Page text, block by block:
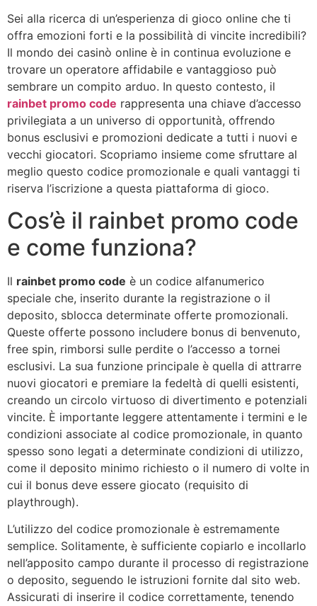
Sei alla ricerca di un’esperienza di gioco online che ti
offra emozioni forti e la possibilità di vincite incredibili?
Il mondo dei casinò online è in continua evoluzione e
trovare un operatore affidabile e vantaggioso può
sembrare un compito arduo. In questo contesto, il
rainbet promo code rappresenta una chiave d’accesso
privilegiata a un universo di opportunità, offrendo
bonus esclusivi e promozioni dedicate a tutti i nuovi e
vecchi giocatori. Scopriamo insieme come sfruttare al
meglio questo codice promozionale e quali vantaggi ti
riserva l’iscrizione a questa piattaforma di gioco.
Cos’è il rainbet promo code
e come funziona?
Il rainbet promo code è un codice alfanumerico
speciale che, inserito durante la registrazione o il
deposito, sblocca determinate offerte promozionali.
Queste offerte possono includere bonus di benvenuto,
free spin, rimborsi sulle perdite o l’accesso a tornei
esclusivi. La sua funzione principale è quella di attrarre
nuovi giocatori e premiare la fedeltà di quelli esistenti,
creando un circolo virtuoso di divertimento e potenziali
vincite. È importante leggere attentamente i termini e le
condizioni associate al codice promozionale, in quanto
spesso sono legati a determinate condizioni di utilizzo,
come il deposito minimo richiesto o il numero di volte in
cui il bonus deve essere giocato (requisito di
playthrough).
L’utilizzo del codice promozionale è estremamente
semplice. Solitamente, è sufficiente copiarlo e incollarlo
nell’apposito campo durante il processo di registrazione
o deposito, seguendo le istruzioni fornite dal sito web.
Assicurati di inserire il codice correttamente, tenendo